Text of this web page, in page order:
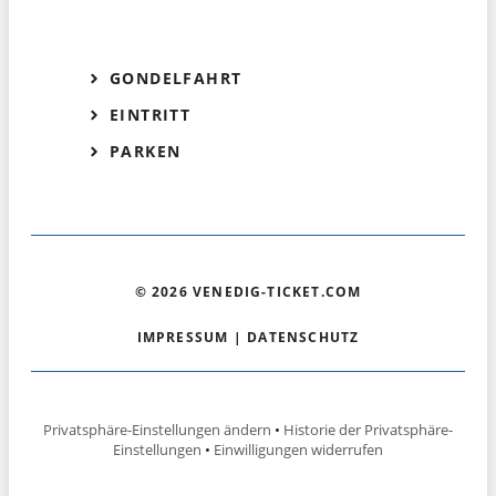
GONDELFAHRT
EINTRITT
PARKEN
© 2026 VENEDIG-TICKET.COM
IMPRESSUM | DATENSCHUTZ
Privatsphäre-Einstellungen ändern • Historie der Privatsphäre-
Einstellungen • Einwilligungen widerrufen